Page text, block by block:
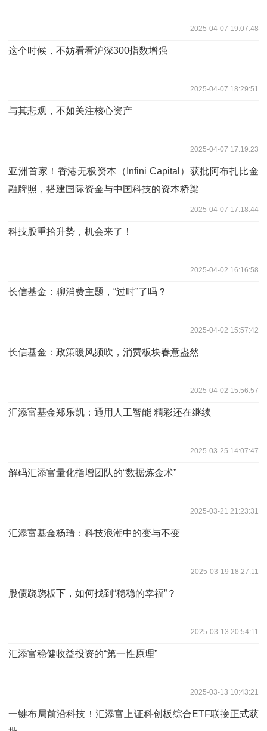
2025-04-07 19:07:48
这个时候，不妨看看沪深300指数增强
2025-04-07 18:29:51
与其悲观，不如关注核心资产
2025-04-07 17:19:23
亚洲首家！香港无极资本（Infini Capital）获批阿布扎比金
融牌照，搭建国际资金与中国科技的资本桥梁
2025-04-07 17:18:44
科技股重拾升势，机会来了！
2025-04-02 16:16:58
长信基金：聊消费主题，“过时”了吗？
2025-04-02 15:57:42
长信基金：政策暖风频吹，消费板块春意盎然
2025-04-02 15:56:57
汇添富基金郑乐凯：通用人工智能 精彩还在继续
2025-03-25 14:07:47
解码汇添富量化指增团队的“数据炼金术”
2025-03-21 21:23:31
汇添富基金杨瑨：科技浪潮中的变与不变
2025-03-19 18:27:11
股债跷跷板下，如何找到“稳稳的幸福”？
2025-03-13 20:54:11
汇添富稳健收益投资的“第一性原理”
2025-03-13 10:43:21
一键布局前沿科技！汇添富上证科创板综合ETF联接正式获